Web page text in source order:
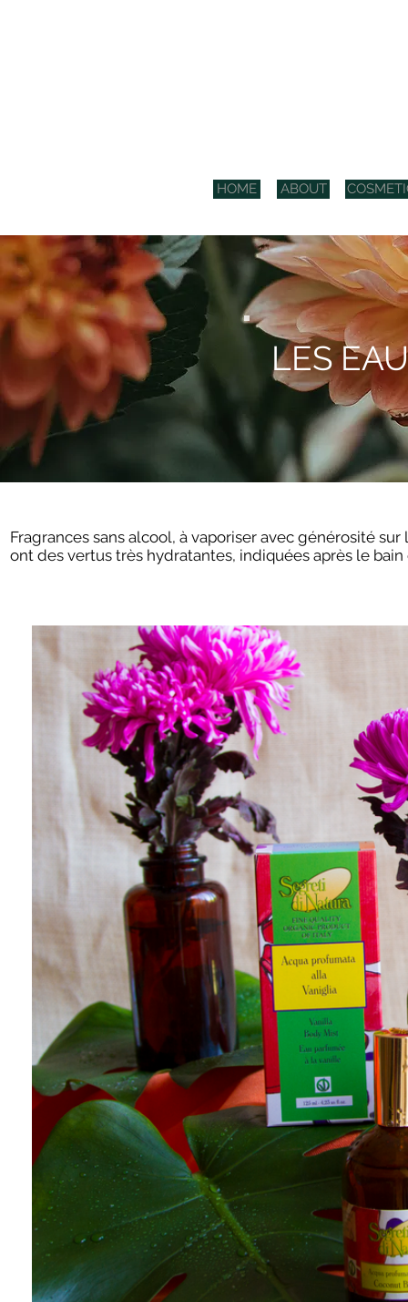
HOME ABOUT
LES
Fragrances sans alcool, à vaporiser avec générosité
ont des vertus très hydratantes, indiquées après le